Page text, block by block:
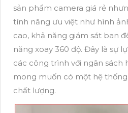
sản phẩm camera giá rẻ
tính năng ưu việt như hình
cao, khả năng giám sát ban
năng xoay 360 độ. Đây là sự
các công trình với ngân sách
mong muốn có một hệ
chất lượng.